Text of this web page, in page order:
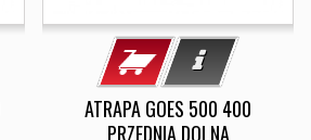
ATRAPA GOES 500 400
PRZEDNIA DOLNA